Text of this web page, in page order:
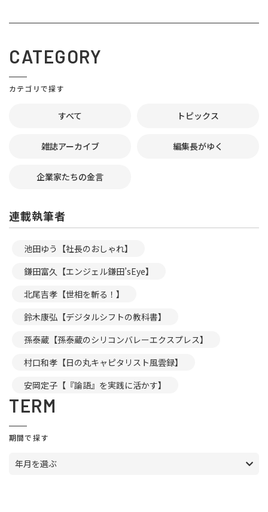
CATEGORY
カテゴリで探す
すべて トピックス
雑誌アーカイブ 編集長がゆく
企業家たちの金言
連載執筆者
池田ゆう【社長のおしゃれ】
鎌田富久【エンジェル鎌田’sEye】
北尾吉孝【世相を斬る！】
鈴木康弘【デジタルシフトの教科書】
孫泰蔵【孫泰蔵のシリコンバレーエクスプレス】
村口和孝【日の丸キャピタリスト風雲録】
安岡定子【『論語』を実践に活かす】
TERM
期間で探す
年月を選ぶ